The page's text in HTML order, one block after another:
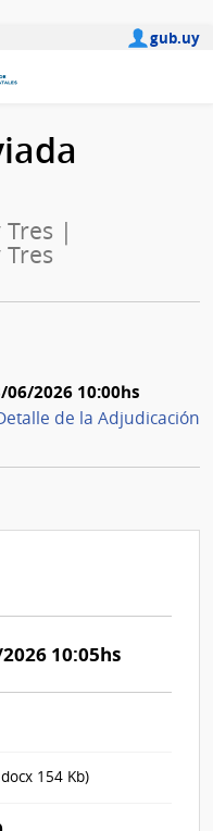
gub.uy
|
06/2026 10:00hs
de la Adjudicación
10:05hs
154 Kb)